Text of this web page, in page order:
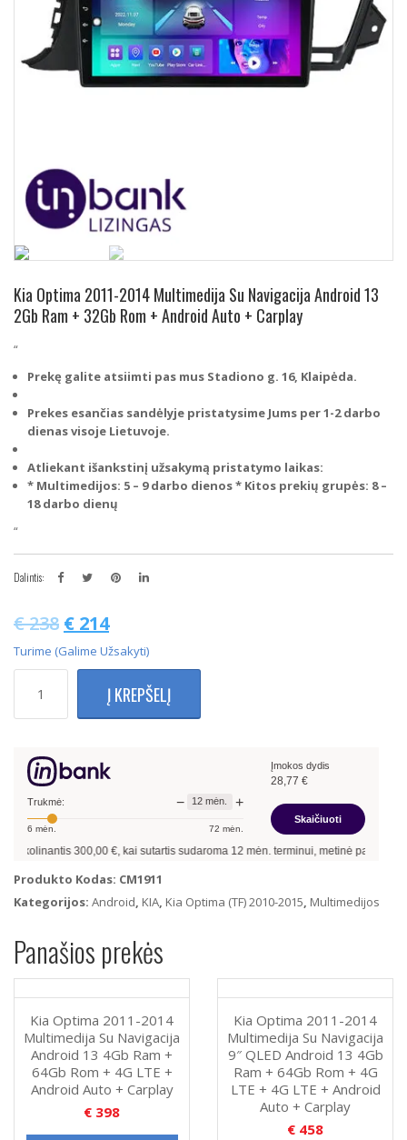
Kia Optima 2011-2014 Multimedija Su Navigacija Android 13
2Gb Ram + 32Gb Rom + Android Auto + Carplay
“
Prekę galite atsiimti pas mus Stadiono g. 16, Klaipėda.
Prekes esančias sandėlyje pristatysime Jums per 1-2 darbo
dienas visoje Lietuvoje.
Atliekant išankstinį užsakymą pristatymo laikas:
* Multimedijos: 5 – 9 darbo dienos* Kitos prekių grupės: 8 –
18 darbo dienų
“
Dalintis:
€238 € 214
Turime (galime Užsakyti)
kiekis:
2014
Multimedija
navigacija
2Gb
Ram
Rom
+
Carplay
Į KREPŠELĮ
Trukmė: − 12 mėn. +
6 mėn. 72 mėn.
Įmokos dydis
28,77 €
Skaičiuoti
300,00€, kai sutartis sudaroma12mėn. terminui, metinė palūkanų
Produkto Kodas: CM1911
Kategorijos: Android, KIA, Kia Optima (TF) 2010-2015, Multimedijos
Panašios prekės
Kia Optima 2011-2014
Multimedija Su Navigacija
Android 13 4Gb Ram +
64Gb Rom + 4G LTE +
Android Auto + Carplay
€ 398
Kia Optima 2011-2014
Multimedija Su Navigacija
9″ QLED Android 13 4Gb
Ram + 64Gb Rom + 4G
LTE + 4G LTE + Android
Auto + Carplay
€ 458